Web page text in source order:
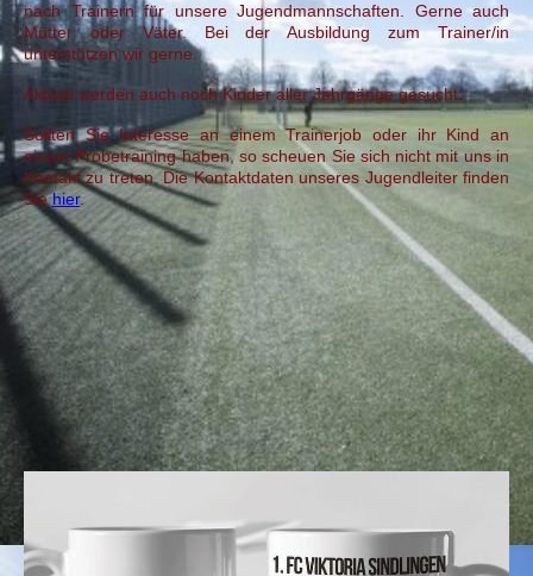
nach Trainern für unsere Jugendmannschaften. Gerne auch
Mütter oder Väter. Bei der Ausbildung zum Trainer/in
unterstützen wir gerne.
Aktuell werden auch noch Kinder aller Jahrgänge gesucht.
Sollten Sie Interesse an einem Trainerjob oder ihr Kind an
einem Probetraining haben, so scheuen Sie sich nicht mit uns in
Kontakt zu treten. Die Kontaktdaten unseres Jugendleiter finden
Siehier.